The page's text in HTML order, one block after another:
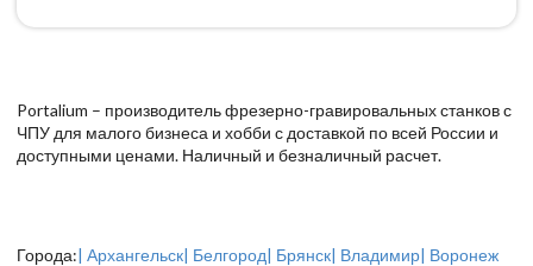
Portalium – производитель фрезерно-гравировальных станков с
ЧПУ для малого бизнеса и хобби с доставкой по всей России и
доступными ценами. Наличный и безналичный расчет.
Города:| Архангельск| Белгород| Брянск| Владимир| Воронеж